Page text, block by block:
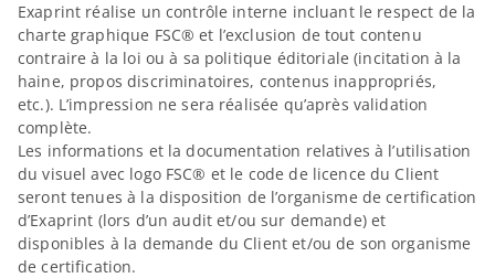
Exaprint réalise un contrôle interne incluant le respect de la
charte graphique FSC® et l’exclusion de tout contenu
contraire à la loi ou à sa politique éditoriale (incitation à la
haine, propos discriminatoires, contenus inappropriés,
etc.). L’impression ne sera réalisée qu’après validation
complète.
Les informations et la documentation relatives à l’utilisation
du visuel avec logo FSC® et le code de licence du Client
seront tenues à la disposition de l’organisme de certification
d’Exaprint (lors d’un audit et/ou sur demande) et
disponibles à la demande du Client et/ou de son organisme
de certification.